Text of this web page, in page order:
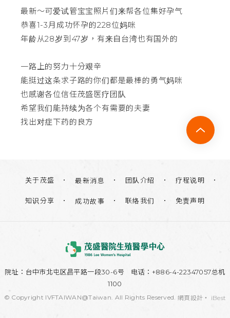
最新～可爱试管宝宝照片们来帮各位集好孕气
恭喜1-3月成功怀孕的228位妈咪
年龄从28岁到47岁，有来自台湾也有国外的
一路上的努力十分艰辛
能挺过这条求子路的你们都是最棒的勇气妈咪
也感谢各位信任茂盛医疗团队
希望我们能持续为各个有需要的夫妻
找出对症下药的良方
关于茂盛 最新消息 团队介绍 疗程说明
知识分享 成功故事 联络我们 免责声明
院址： 台中市北屯区昌平路一段30-6号 电话：+886-4-22347057总机
1100
© Copyright IVFTAIWAN@Taiwan. All Rights Reserved. 網頁設計 ‧ iBest